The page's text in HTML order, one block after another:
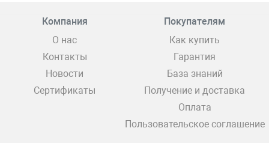
Компания
О нас
Контакты
Новости
Сертификаты
Покупателям
Как купить
Гарантия
База знаний
Получение и доставка
Оплата
Пользовательское соглашение